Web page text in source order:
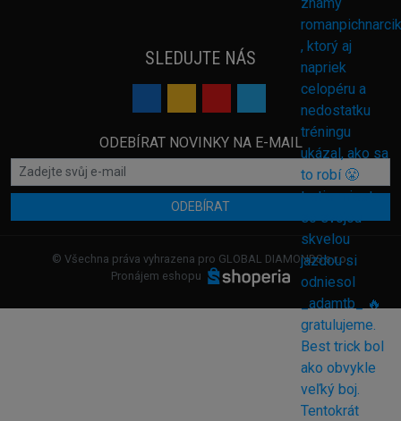
SLEDUJTE NÁS
ODEBÍRAT NOVINKY NA E-MAIL
ODEBÍRAT
© Všechna práva vyhrazena pro GLOBAL DIAMONDS s.r.o.
Pronájem eshopu